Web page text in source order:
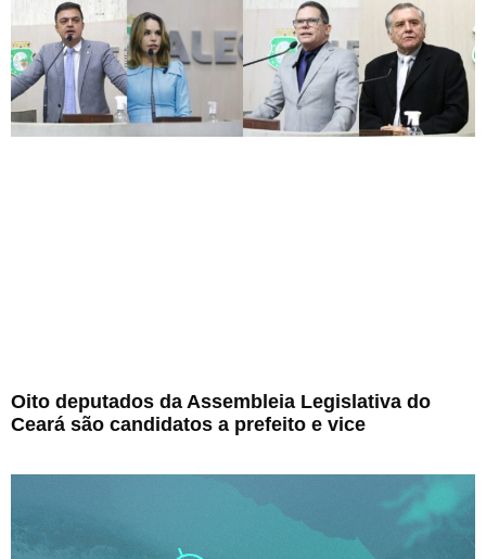
Oito deputados da Assembleia Legislativa do
Ceará são candidatos a prefeito e vice